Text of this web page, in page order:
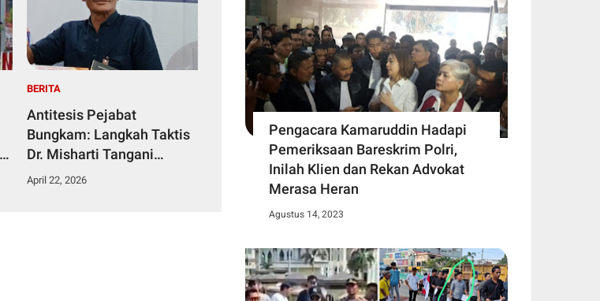
BERITA
Antitesis Pejabat
Bungkam: Langkah Taktis
Dr. Misharti Tangani
Skandal Belatung Tuai
April 22, 2026
Pengacara Kamaruddin Hadapi
Pemeriksaan Bareskrim Polri,
Inilah Klien dan Rekan Advokat
Merasa Heran
Agustus 14, 2023